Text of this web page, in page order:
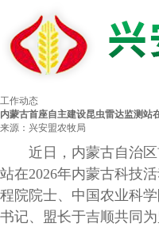
工作动态
内蒙古首座自主建设昆虫雷达监测站
来源：兴安盟农牧局
近日，内蒙古自治区
站在2026年内蒙古科技
程院院士、中国农业科
书记、盟长于吉顺共同为